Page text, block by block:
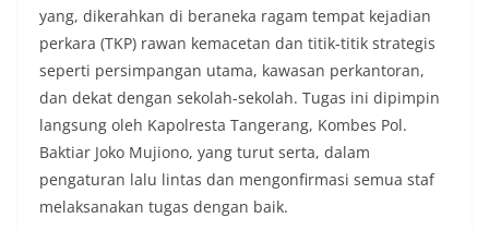
yang, dikerahkan di beraneka ragam tempat kejadian
perkara (TKP) rawan kemacetan dan titik-titik strategis
seperti persimpangan utama, kawasan perkantoran,
dan dekat dengan sekolah-sekolah. Tugas ini dipimpin
langsung oleh Kapolresta Tangerang, Kombes Pol.
Baktiar Joko Mujiono, yang turut serta, dalam
pengaturan lalu lintas dan mengonfirmasi semua staf
melaksanakan tugas dengan baik.